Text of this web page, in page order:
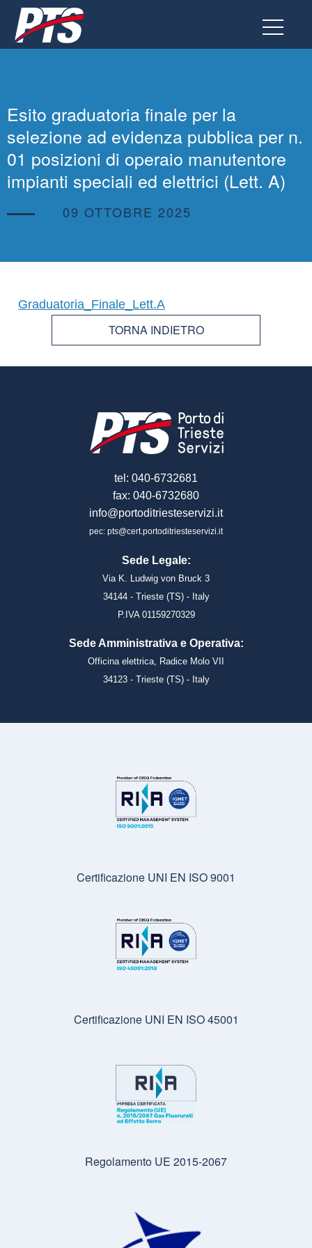
Vai
al
contenuto
Esito graduatoria finale per la
selezione ad evidenza pubblica per n.
01 posizioni di operaio manutentore
impianti speciali ed elettrici (Lett. A)
09 OTTOBRE 2025
Graduatoria_Finale_Lett.A
TORNA INDIETRO
tel: 040-6732681
fax: 040-6732680
info@portoditriesteservizi.it
pec: pts@cert.portoditriesteservizi.it
Sede Legale:
Via K. Ludwig von Bruck 3
34144 - Trieste (TS) - Italy
P.IVA 01159270329
Sede Amministrativa e Operativa:
Officina elettrica, Radice Molo VII
34123 - Trieste (TS) - Italy
Certificazione UNI EN ISO 9001
Certificazione UNI EN ISO 45001
Regolamento UE 2015-2067